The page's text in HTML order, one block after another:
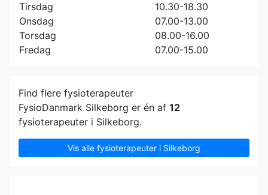
Tirsdag
10.30-18.30
Onsdag
07.00-13.00
Torsdag
08.00-16.00
Fredag
07.00-15.00
Find flere fysioterapeuter
FysioDanmark Silkeborg er én af 12
fysioterapeuter i Silkeborg.
Vis alle fysioterapeuter i Silkeborg